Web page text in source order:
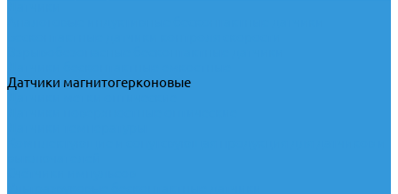
Датчики магнитогерконовые